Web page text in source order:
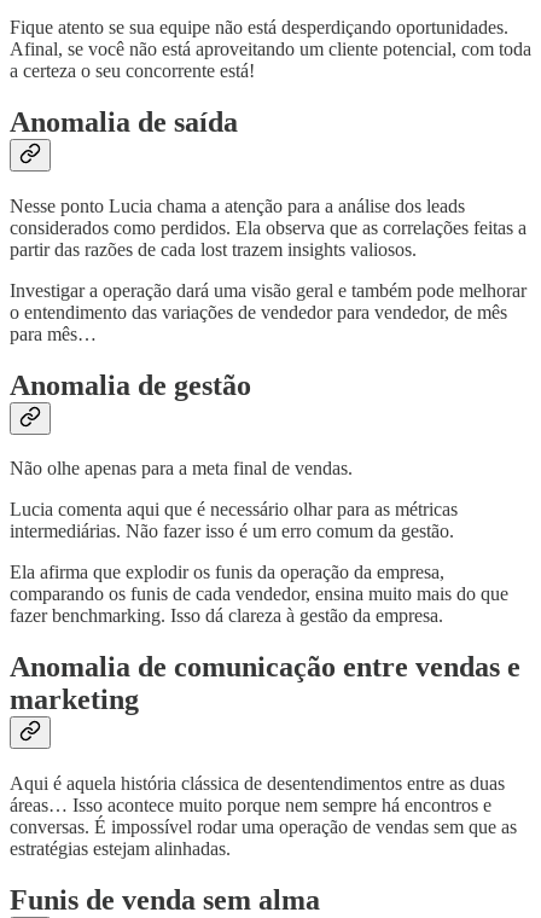
Fique atento se sua equipe não está desperdiçando oportunidades.
Afinal, se você não está aproveitando um cliente potencial, com toda
a certeza o seu concorrente está!
Anomalia de saída
Nesse ponto Lucia chama a atenção para a análise dos leads
considerados como perdidos. Ela observa que as correlações feitas a
partir das razões de cada lost trazem insights valiosos.
Investigar a operação dará uma visão geral e também pode melhorar
o entendimento das variações de vendedor para vendedor, de mês
para mês…
Anomalia de gestão
Não olhe apenas para a meta final de vendas.
Lucia comenta aqui que é necessário olhar para as métricas
intermediárias. Não fazer isso é um erro comum da gestão.
Ela afirma que explodir os funis da operação da empresa,
comparando os funis de cada vendedor, ensina muito mais do que
fazer benchmarking. Isso dá clareza à gestão da empresa.
Anomalia de comunicação entre vendas e
marketing
Aqui é aquela história clássica de desentendimentos entre as duas
áreas… Isso acontece muito porque nem sempre há encontros e
conversas. É impossível rodar uma operação de vendas sem que as
estratégias estejam alinhadas.
Funis de venda sem alma